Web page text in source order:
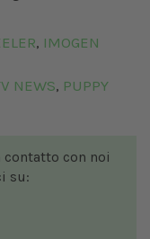
, IMOGEN
NEWS, PUPPY
con noi
su: